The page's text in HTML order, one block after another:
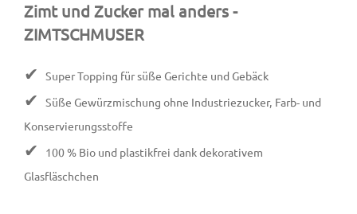
Zimt und Zucker mal anders -
ZIMTSCHMUSER
✔ Super Topping für süße Gerichte und Gebäck
✔ Süße Gewürzmischung ohne Industriezucker, Farb- und
Konservierungsstoffe
✔
100 % Bio und plastikfrei dank dekorativem
Glasfläschchen